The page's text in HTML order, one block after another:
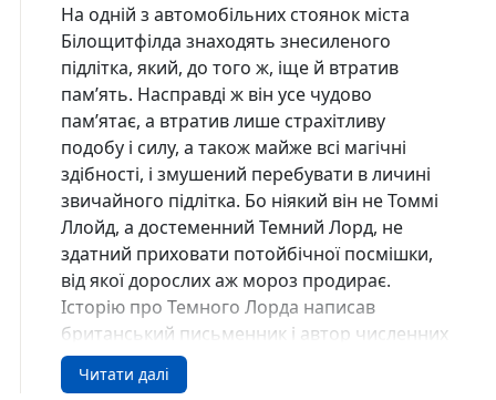
На одній з автомобільних стоянок міста
Білощитфілда зна­­хо­дять знесиленого
підлітка, який, до того ж, іще й втратив
пам’ять. Насправді ж він усе чудово
пам’ятає, а втратив лише страхітливу
подобу і силу, а також майже всі магічні
здібності, і змушений пере­бувати в личині
звичайного підлітка. Бо ніякий він не Томмі
Ллойд, а достеменний Темний Лорд, не
здатний приховати потой­­­бічної посмішки,
від якої дорос­лих аж мороз продирає.
Історію про Темного Лорда написав
британський письмен­ник і автор численних
комп’ютерних ігор Джеймі Томсон. Свого
часу він отримав премію імені Роальда
Читати далі